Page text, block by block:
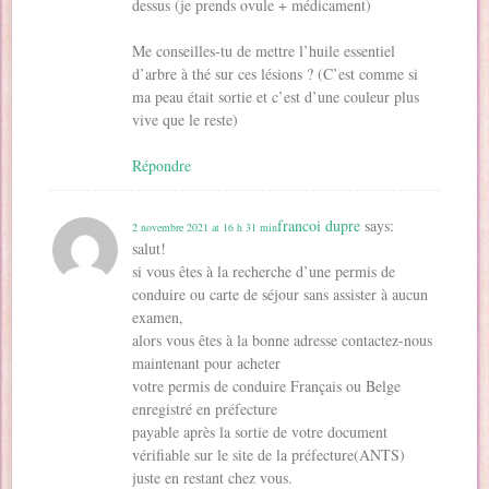
dessus (je prends ovule + médicament)
Me conseilles-tu de mettre l’huile essentiel
d’arbre à thé sur ces lésions ? (C’est comme si
ma peau était sortie et c’est d’une couleur plus
vive que le reste)
Répondre
francoi dupre says:
2 novembre 2021 at 16 h 31 min
salut!
si vous êtes à la recherche d’une permis de
conduire ou carte de séjour sans assister à aucun
examen,
alors vous êtes à la bonne adresse contactez-nous
maintenant pour acheter
votre permis de conduire Français ou Belge
enregistré en préfecture
payable après la sortie de votre document
vérifiable sur le site de la préfecture(ANTS)
juste en restant chez vous.